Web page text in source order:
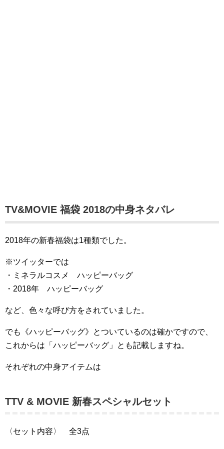
TV&MOVIE 福袋 2018の中身ネタバレ
2018年の新春福袋は1種類でした。
※ツイッターでは
・ミネラルコスメ ハッピーバッグ
・2018年 ハッピーバッグ
など、色々な呼び方をされていました。
でも《ハッピーバッグ》とついているのは確かですので、
これからは「ハッピーバッグ」とも記載しますね。
それぞれの中身アイテムは
TTV & MOVIE 新春スペシャルセット
〈セット内容〉 全3点